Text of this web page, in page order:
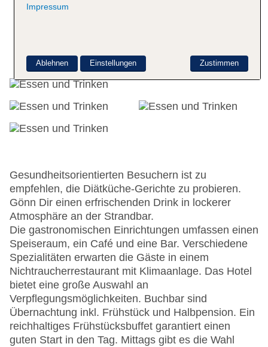
Check-out bis: 11:00:00
WLAN/WiFi im Hotel
Lift
Anzahl der Aufzüge: 1
Zimmerservice
Gesamtanzahl der Stockwerke: 3
Sonnenschirme am Pool, Liegen am Pool
Zahlungsarten: American Express, Mastercard,
Visa
Landeskategorie: 4 Sterne
Essen & Trinken
Gesundheitsorientierten Besuchern ist zu
empfehlen, die Diätküche-Gerichte zu probieren.
Gönn Dir einen erfrischenden Drink in lockerer
Atmosphäre an der Strandbar.
Die gastronomischen Einrichtungen umfassen einen
Speiseraum, ein Café und eine Bar. Verschiedene
Spezialitäten erwarten die Gäste in einem
Nichtraucherrestaurant mit Klimaanlage. Das Hotel
bietet eine große Auswahl an
Verpflegungsmöglichkeiten. Buchbar sind
Übernachtung inkl. Frühstück und Halbpension. Ein
reichhaltiges Frühstücksbuffet garantiert einen
guten Start in den Tag. Mittags gibt es die Wahl
Impressum
Zustimmen
Ablehnen Einstellungen